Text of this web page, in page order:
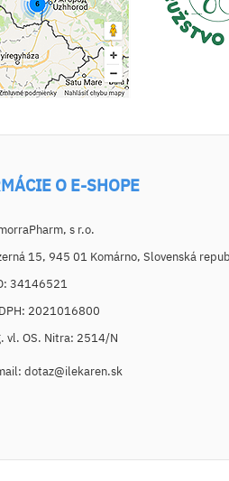
O E-SHOPE
s r.o.
15, 945 01 Komárno, Slovenská
34146521
2021016800
vl. OS. Nitra: 2514/N
dotaz@ilekaren.sk